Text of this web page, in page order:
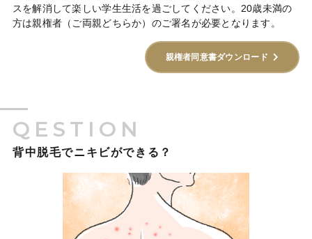
スを解消して楽しい学生生活を過ごしてください。20歳未満の
方は親権者（ご両親どちらか）のご署名が必要となります。
親権者同意書ダウンロード
QESTION
背中脱毛でニキビができる？